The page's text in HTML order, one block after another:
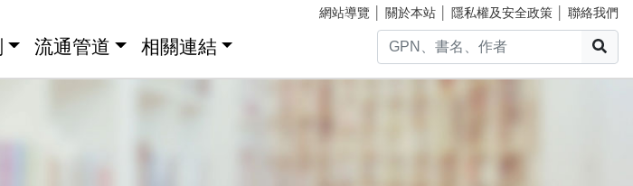
網站導覽 關於本站 隱私權及安全政策 聯絡我們
流通管道 相關連結